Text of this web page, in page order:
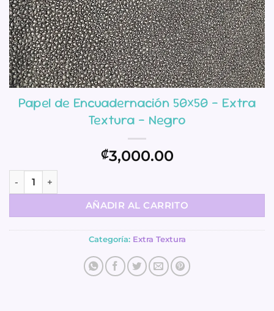
Papel de Encuadernación 50×50 – Extra
Textura – Negro
₡3,000.00
Papel de Encuadernación 50×50 – Extra Textura - Negro
AÑADIR AL CARRITO
Categoría: Extra Textura